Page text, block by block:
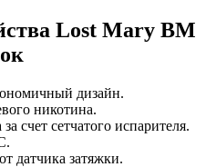
Lost Mary BM
дизайн.
никотина.
счет сетчатого испарителя.
датчика затяжки.